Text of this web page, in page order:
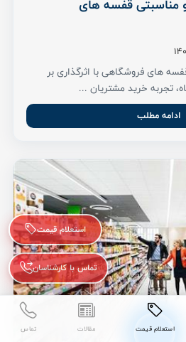
مناسبتی قفسه های
های فروشگاهی با اثرگذاری بر
تجربه خرید مشتریان ...
ادامه مطلب
تماس با کارشناسان
استعلام قیمت
استعلام قیمت مقالات تماس